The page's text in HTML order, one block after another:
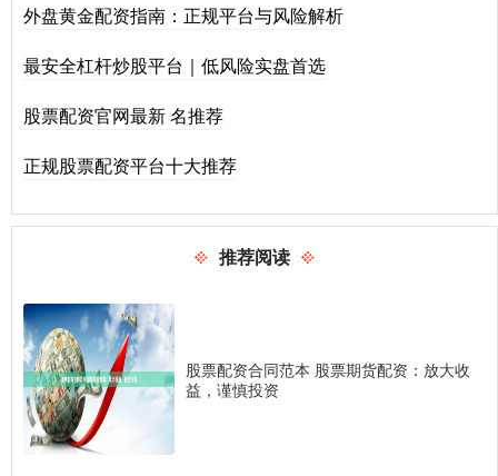
外盘黄金配资指南：正规平台与风险解析
最安全杠杆炒股平台｜低风险实盘首选
股票配资官网最新 名推荐
正规股票配资平台十大推荐
推荐阅读
股票配资合同范本 股票期货配资：放大收
益，谨慎投资